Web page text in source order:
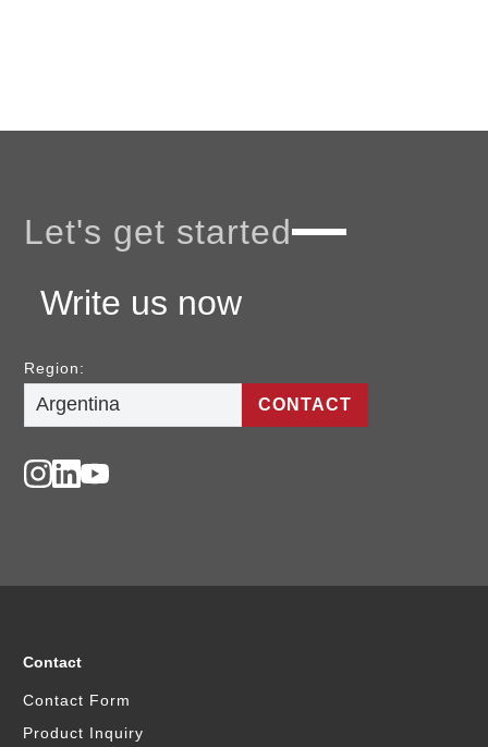
Let's get started
Write us now
Region:
CONTACT
Contact
Contact Form
Product Inquiry